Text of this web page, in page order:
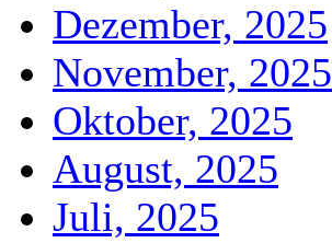
Dezember, 2025
November, 2025
Oktober, 2025
August, 2025
Juli, 2025